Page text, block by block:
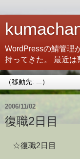
WordPressの鯖管理
持ってきた。 最近は
2006/11/02
復職2日目
☆復職2日目